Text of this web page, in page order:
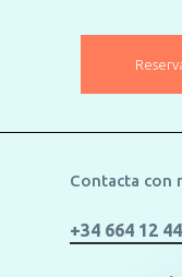
Contacta con
+34 664 12